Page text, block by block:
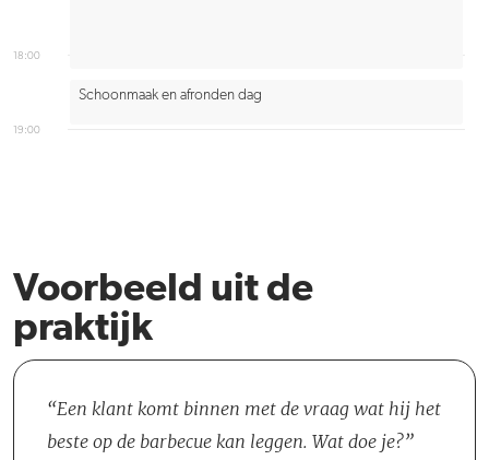
18:00
19:00
Schoonmaak en afronden dag
Voorbeeld uit de
praktijk
Een klant komt binnen met de vraag wat hij het
beste op de barbecue kan leggen. Wat doe je?